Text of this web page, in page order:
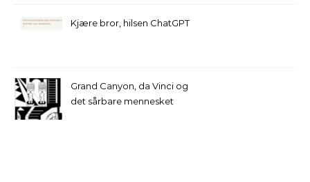
Kjære bror, hilsen ChatGPT
Grand Canyon, da Vinci og
det sårbare mennesket